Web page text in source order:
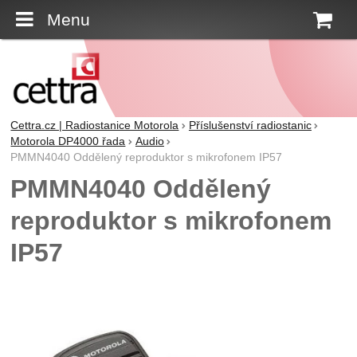
Menu
Cettra.cz | Radiostanice Motorola
Příslušenství radiostanic
Motorola DP4000 řada
Audio
PMMN4040 Oddělený reproduktor s mikrofonem IP57
PMMN4040 Oddělený
reproduktor s mikrofonem
IP57